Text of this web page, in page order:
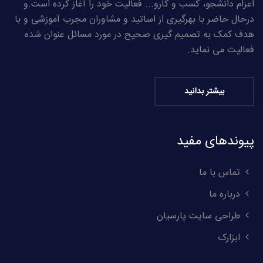
اعزام دانشجو، کسب و کارو... فعالیت خود را آغاز کرده است.و
درحال حاضر با بهرگیری از اساتید و مشاوران مجرب آموزشی و با
هدف کمک به تصمیم گیری صحیح در مورد مسائل عنوان شده
فعالیت می نماید.
بیشتر بدانید
پیوندهای مفید
تماس با ما
درباره ما
طراحی سایت پارسیان
ابزارک